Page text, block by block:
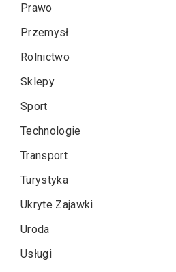
Prawo
Przemysł
Rolnictwo
Sklepy
Sport
Technologie
Transport
Turystyka
Ukryte Zajawki
Uroda
Usługi